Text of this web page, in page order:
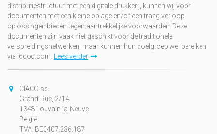
distributiestructuur met een digitale drukkerij, kunnen wij voor
documenten met een kleine oplage en/of een traag verloop
oplossingen bieden tegen aantrekkelijke voorwaarden. Deze
documenten zijn vaak niet geschikt voor de traditionele
verspreidingsnetwerken, maar kunnen hun doelgroep wel bereiken
via i6doc.com.
Lees verder
CIACO sc
Grand-Rue, 2/14
1348 Louvain-la-Neuve
België
TVA: BE0407.236.187